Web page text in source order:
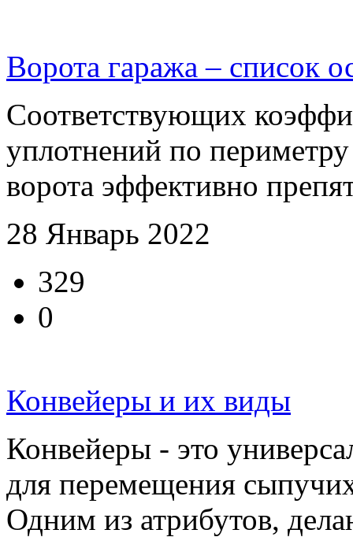
Ворота гаража – список
Соответствующих
уплотнений по
ворота эффективно
28 Январь 2022
329
0
Конвейеры и их виды
Конвейеры - это
для перемещения
Одним из атрибутов,